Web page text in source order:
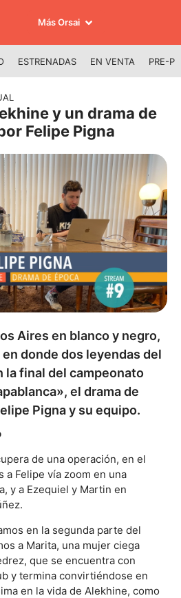
Más Orsai
ESTRENADAS EN VENTA PRE-
y un drama de
Felipe Pigna
Aires en blanco y negro,
donde dos leyendas del
la final del campeonato
el drama de
Pigna y su equipo.
de una operación, en el
a Felipe vía zoom en una
y a Ezequiel y Martin en
en la segunda parte del
a Marita, una mujer ciega
que se encuentra con
y termina convirtiéndose en
en la vida de Alekhine, como